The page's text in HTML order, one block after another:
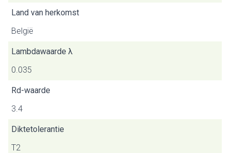
Land van herkomst
België
Lambdawaarde λ
0.035
Rd-waarde
3.4
Diktetolerantie
T2